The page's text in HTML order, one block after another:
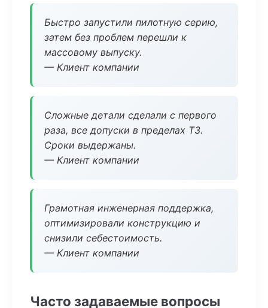
Быстро запустили пилотную серию,
затем без проблем перешли к
массовому выпуску.
— Клиент компании
Сложные детали сделали с первого
раза, все допуски в пределах ТЗ.
Сроки выдержаны.
— Клиент компании
Грамотная инженерная поддержка,
оптимизировали конструкцию и
снизили себестоимость.
— Клиент компании
Часто задаваемые вопросы